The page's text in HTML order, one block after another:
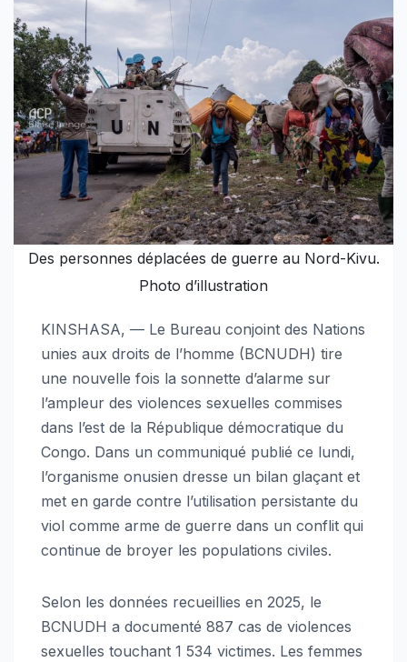
Des personnes déplacées de guerre au Nord-Kivu.
Photo d’illustration
KINSHASA, — Le Bureau conjoint des Nations
unies aux droits de l’homme (BCNUDH) tire
une nouvelle fois la sonnette d’alarme sur
l’ampleur des violences sexuelles commises
dans l’est de la République démocratique du
Congo. Dans un communiqué publié ce lundi,
l’organisme onusien dresse un bilan glaçant et
met en garde contre l’utilisation persistante du
viol comme arme de guerre dans un conflit qui
continue de broyer les populations civiles.
Selon les données recueillies en 2025, le
BCNUDH a documenté 887 cas de violences
sexuelles touchant 1 534 victimes. Les femmes